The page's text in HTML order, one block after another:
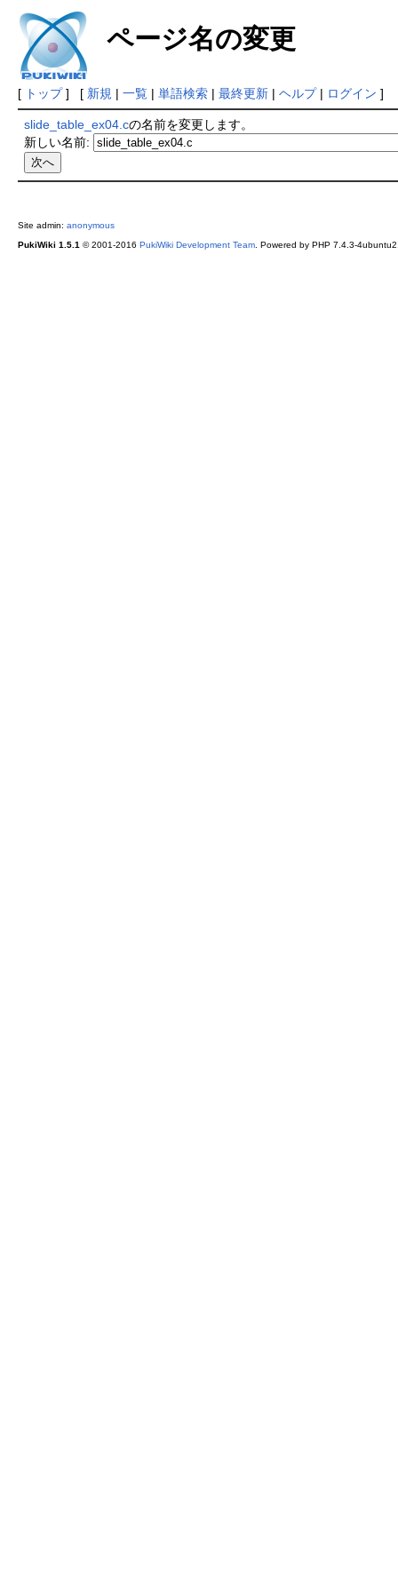
ページ名の変更
[ トップ] [ 新規 | 一覧| 単語検索| 最終更新| ヘルプ| ログイン ]
slide_table_ex04.cの名前を変更します。
新しい名前:
Site admin: anonymous
PukiWiki 1.5.1 © 2001-2016 PukiWiki Development Team. Powered by PHP 7.4.3-